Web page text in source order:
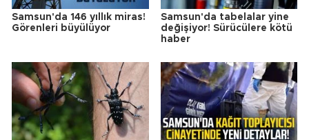
Samsun'da 146 yıllık miras!
Görenleri büyülüyor
Samsun'da tabelalar yine
değişiyor! Sürücülere kötü
haber